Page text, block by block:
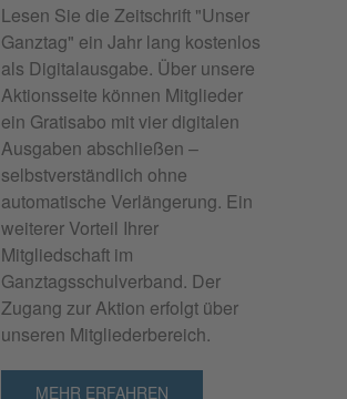
Lesen Sie die Zeitschrift "Unser
Ganztag" ein Jahr lang kostenlos
als Digitalausgabe. Über unsere
Aktionsseite können Mitglieder
ein Gratisabo mit vier digitalen
Ausgaben abschließen –
selbstverständlich ohne
automatische Verlängerung. Ein
weiterer Vorteil Ihrer
Mitgliedschaft im
Ganztagsschulverband. Der
Zugang zur Aktion erfolgt über
unseren Mitgliederbereich.
MEHR ERFAHREN